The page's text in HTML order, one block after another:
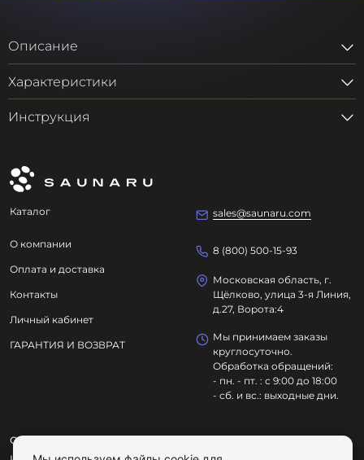
Описание
Характеристики
Инструкция
Каталог
О компании
Оплата и доставка
Контакты
Личный кабинет
ГАРАНТИЯ И ВОЗВРАТ
sales@saunaru.com
8 (800) 500-15-93
Московская область, г.
Щёлково, улица 3-я Линия,
д.27, Ворота:4
Мы принимаем заказы
круглосуточно.
Обработка обращений:
- пн. - пт. : с 9:00 до 18:00
- сб. и вс.: выходные дни.
ООО "ОЗДОРОВИТЕЛЬНЫЕ ТЕХНОЛОГИИ"